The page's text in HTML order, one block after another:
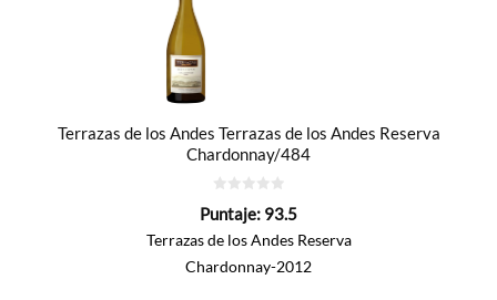
Terrazas de los Andes Terrazas de los Andes Reserva
Chardonnay/484
de
Puntaje: 93.5
Terrazas de los Andes Reserva
Chardonnay-2012